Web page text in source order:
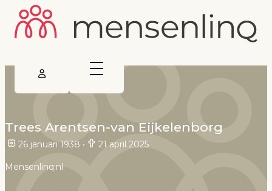
Trees Arentsen-van Eijkelenborg
26 januari 1938 • 21 april 2025
Mensenlinq.nl